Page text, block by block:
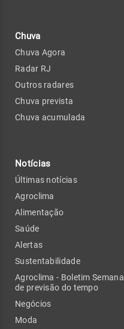
Chuva
Chuva Agora
Radar RJ
Outros radares
Chuva prevista
Chuva acumulada
Notícias
Últimas notícias
Agroclima
Alimentação
Saúde
Alertas
Sustentabilidade
Agroclima - Boletim Semanal
de previsão do tempo
Negócios
Moda